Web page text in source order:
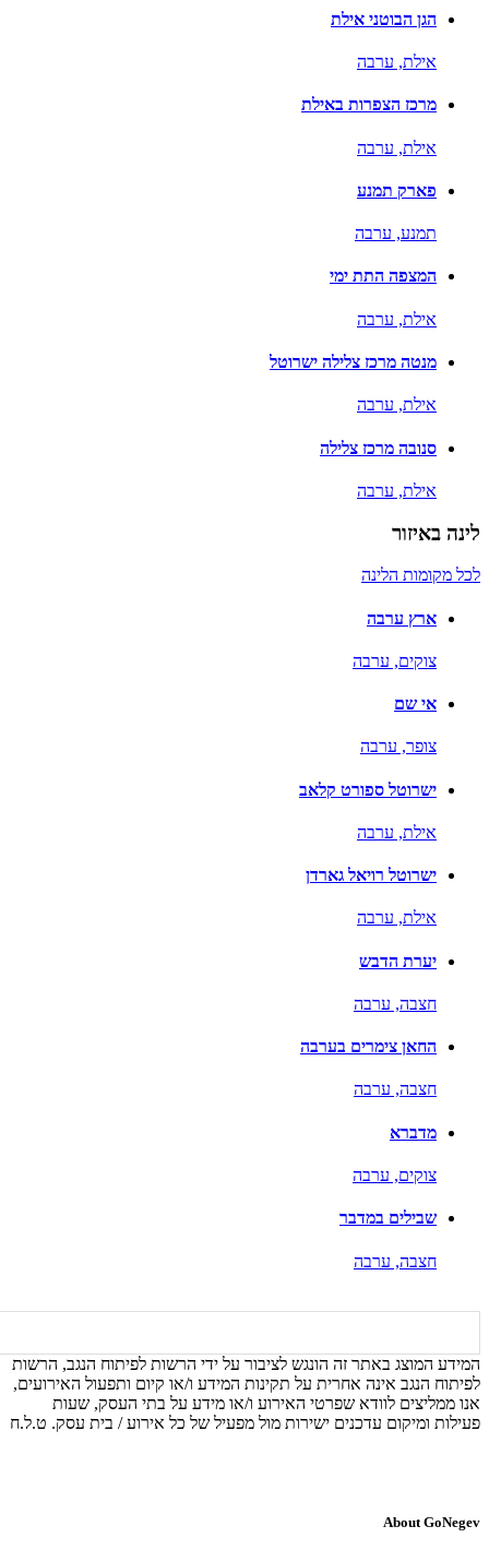
הגן הבוטני אילת
אילת, ערבה
מרכז הצפרות באילת
אילת, ערבה
פארק תמנע
תמנע, ערבה
המצפה התת ימי
אילת, ערבה
מנטה מרכז צלילה ישרוטל
אילת, ערבה
סנובה מרכז צלילה
אילת, ערבה
לינה באיזור
לכל מקומות הלינה
ארץ ערבה
צוקים, ערבה
אי שם
צופר, ערבה
ישרוטל ספורט קלאב
אילת, ערבה
ישרוטל רויאל גארדן
אילת, ערבה
יערת הדבש
חצבה, ערבה
החאן צימרים בערבה
חצבה, ערבה
מדברא
צוקים, ערבה
שבילים במדבר
חצבה, ערבה
המידע המוצג באתר זה הונגש לציבור על ידי הרשות לפיתוח הנגב, הרשות
לפיתוח הנגב אינה אחרית על תקינות המידע ו/או קיום ותפעול האירועים,
אנו ממליצים לוודא שפרטי האירוע ו/או מידע על בתי העסק, שעות
פעילות ומיקום עדכנים ישירות מול מפעיל של כל אירוע / בית עסק. ט.ל.ח
About GoNegev